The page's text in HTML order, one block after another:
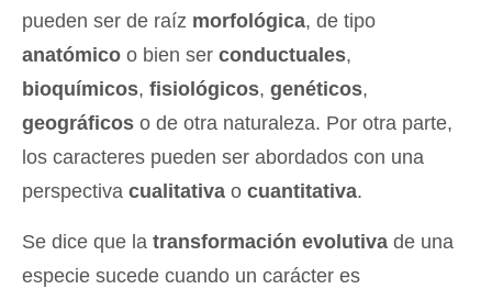
pueden ser de raíz morfológica, de tipo
anatómico o bien ser conductuales,
bioquímicos, fisiológicos, genéticos,
geográficos o de otra naturaleza. Por otra parte,
los caracteres pueden ser abordados con una
perspectiva cualitativa o cuantitativa.
Se dice que la transformación evolutiva de una
especie sucede cuando un carácter es